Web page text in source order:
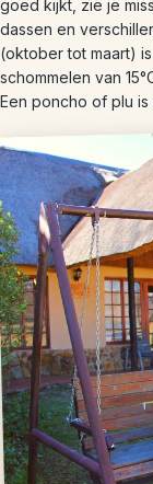
goed kijkt, zie je
dassen en
(oktober tot maart)
schommelen van
Een poncho of plu